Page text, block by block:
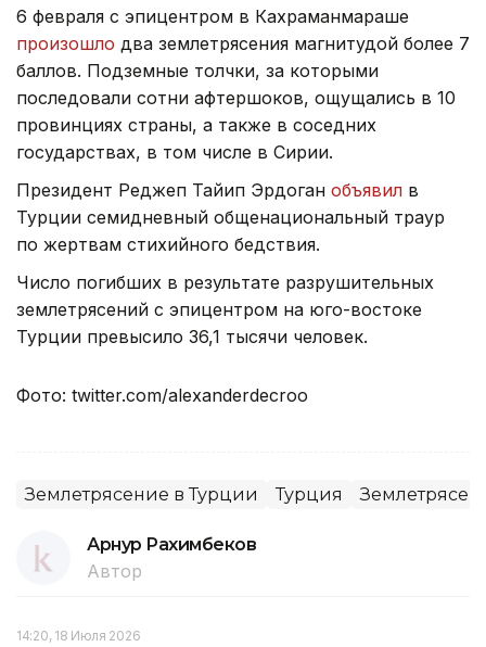
6 февраля с эпицентром в Кахраманмараше
произошло два землетрясения магнитудой более 7
баллов. Подземные толчки, за которыми
последовали сотни афтершоков, ощущались в 10
провинциях страны, а также в соседних
государствах, в том числе в Сирии.
Президент Реджеп Тайип Эрдоган объявил в
Турции семидневный общенациональный траур
по жертвам стихийного бедствия.
Число погибших в результате разрушительных
землетрясений с эпицентром на юго-востоке
Турции превысило 36,1 тысячи человек.
Фото: twitter.com/alexanderdecroo
Землетрясение в Турции Турция
Арнур Рахимбеков
Автор
14:20, 18 Июля 2026